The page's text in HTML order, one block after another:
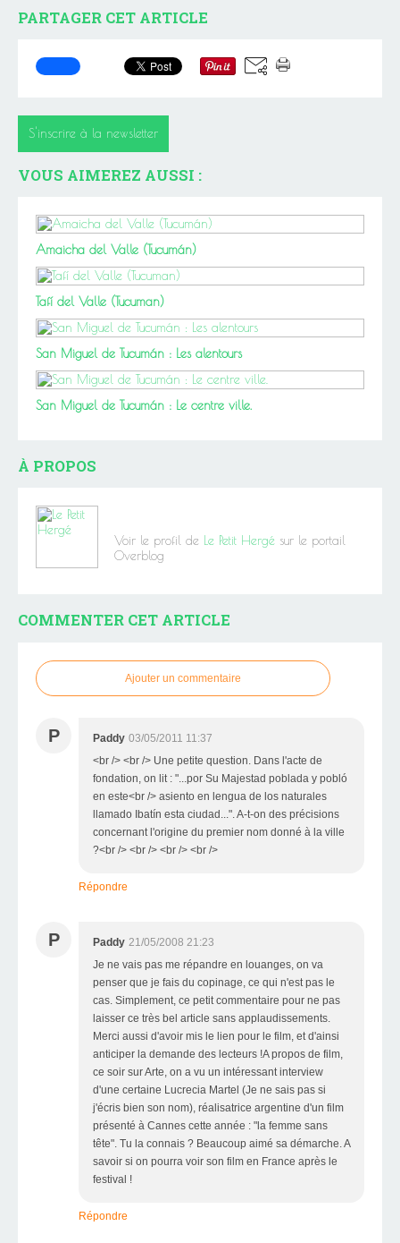
PARTAGER CET ARTICLE
S'inscrire à la newsletter
VOUS AIMEREZ AUSSI :
Amaicha del Valle (Tucumán)
Tafí del Valle (Tucuman)
San Miguel de Tucumán : Les alentours
San Miguel de Tucumán : Le centre ville.
À PROPOS
Voir le profil de Le Petit Hergé sur le portail
Overblog
COMMENTER CET ARTICLE
Ajouter un commentaire
P Paddy 03/05/2011 11:37
<br /> <br /> Une petite question. Dans l'acte de
fondation, on lit : "...por Su Majestad poblada y pobló
en este<br /> asiento en lengua de los naturales
llamado Ibatín esta ciudad...". A-t-on des précisions
concernant l'origine du premier nom donné à la ville
?<br /> <br /> <br /> <br />
Répondre
P Paddy 21/05/2008 21:23
Je ne vais pas me répandre en louanges, on va
penser que je fais du copinage, ce qui n'est pas le
cas. Simplement, ce petit commentaire pour ne pas
laisser ce très bel article sans applaudissements.
Merci aussi d'avoir mis le lien pour le film, et d'ainsi
anticiper la demande des lecteurs !A propos de film,
ce soir sur Arte, on a vu un intéressant interview
d'une certaine Lucrecia Martel (Je ne sais pas si
j'écris bien son nom), réalisatrice argentine d'un film
présenté à Cannes cette année : "la femme sans
tête". Tu la connais ? Beaucoup aimé sa démarche. A
savoir si on pourra voir son film en France après le
festival !
Répondre